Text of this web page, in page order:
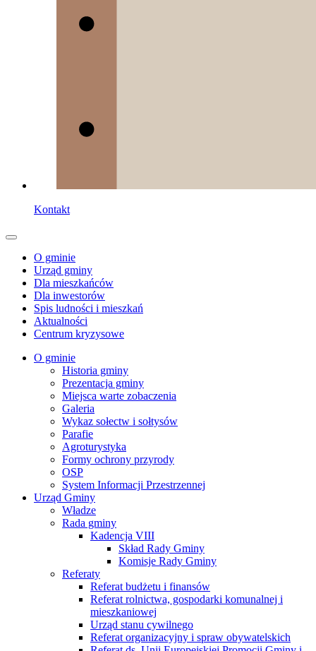
Kontakt
O gminie
Urząd gminy
Dla mieszkańców
Dla inwestorów
Spis ludności i mieszkań
Aktualności
Centrum kryzysowe
O gminie
Historia gminy
Prezentacja gminy
Miejsca warte zobaczenia
Galeria
Wykaz sołectw i sołtysów
Parafie
Agroturystyka
Formy ochrony przyrody
OSP
System Informacji Przestrzennej
Urząd Gminy
Władze
Rada gminy
Kadencja VIII
Skład Rady Gminy
Komisje Rady Gminy
Referaty
Referat budżetu i finansów
Referat rolnictwa, gospodarki komunalnej i
mieszkaniowej
Urząd stanu cywilnego
Referat organizacyjny i spraw obywatelskich